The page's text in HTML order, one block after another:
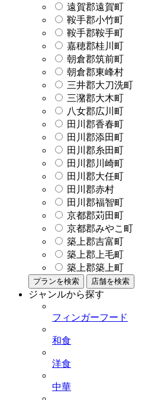
遠賀郡遠賀町
鞍手郡小竹町
鞍手郡鞍手町
嘉穂郡桂川町
朝倉郡筑前町
朝倉郡東峰村
三井郡大刀洗町
三潴郡大木町
八女郡広川町
田川郡香春町
田川郡添田町
田川郡糸田町
田川郡川崎町
田川郡大任町
田川郡赤村
田川郡福智町
京都郡苅田町
京都郡みやこ町
築上郡吉富町
築上郡上毛町
築上郡築上町
プランを検索 店舗を検索
ジャンルから探す
フィンガーフード
和食
洋食
中華